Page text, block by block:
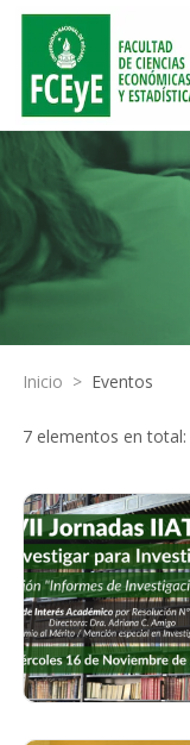
Inicio > Eventos
7 elementos en total: